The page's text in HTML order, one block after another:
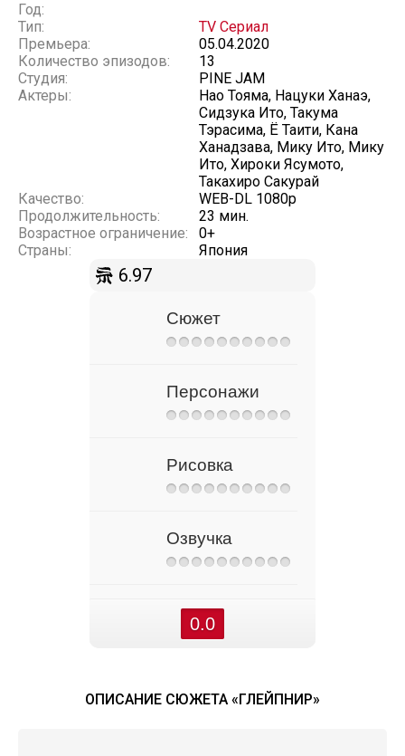
Год:
Тип:
TV Сериал
Премьера:
05.04.2020
Количество эпизодов:
13
Студия:
PINE JAM
Актеры:
Нао Тояма, Нацуки Ханаэ,
Сидзука Ито, Такума
Тэрасима, Ё Таити, Кана
Ханадзава, Мику Ито, Мику
Ито, Хироки Ясумото,
Такахиро Сакурай
Качество:
WEB-DL 1080p
Продолжительность:
23 мин.
Возрастное ограничение:
0+
Страны:
Япония
6.97
Сюжет
Персонажи
Рисовка
Озвучка
0.0
ОПИСАНИЕ СЮЖЕТА «ГЛЕЙПНИР»